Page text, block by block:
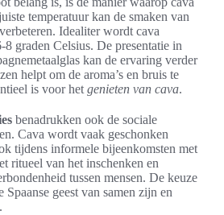
temperatuur kan de smaken van
Idealiter wordt cava
8 graden Celsius. De presentatie in
kan de ervaring verder
helpt om de aroma’s en bruis te
is voor het genieten van cava.
benadrukken ook de sociale
Cava wordt vaak geschonken
tijdens informele bijeenkomsten met
ritueel van het inschenken en
tussen mensen. De keuze
geest van samen zijn en